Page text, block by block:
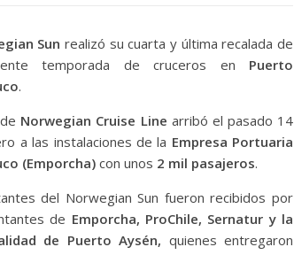
Sun realizó su cuarta y última recalada de
temporada de cruceros en Puerto
.
Norwegian Cruise Line arribó el pasado 14
a las instalaciones de la Empresa Portuaria
(Emporcha) con unos 2 mil pasajeros.
del Norwegian Sun fueron recibidos por
de Emporcha, ProChile, Sernatur y la
de Puerto Aysén, quienes entregaron